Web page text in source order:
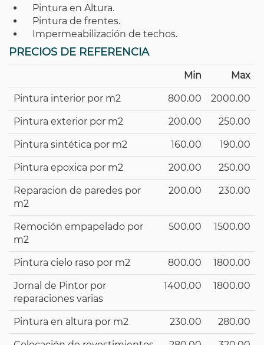
Pintura en Altura.
Pintura de frentes.
Impermeabilización de techos.
PRECIOS DE REFERENCIA
Min Max
Pintura interior por m2 800.00 2000.00
Pintura exterior por m2 200.00 250.00
Pintura sintética por m2 160.00 190.00
Pintura epoxica por m2 200.00 250.00
Reparacion de paredes por
m2
200.00 230.00
Remoción empapelado por
m2
500.00 1500.00
Pintura cielo raso por m2 800.00 1800.00
Jornal de Pintor por
reparaciones varias
1400.00 1800.00
Pintura en altura por m2 230.00 280.00